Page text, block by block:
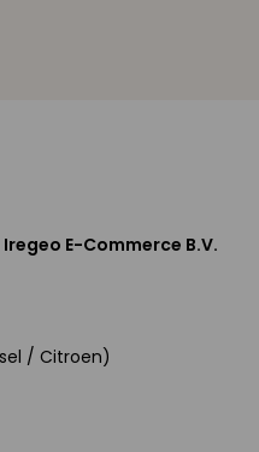
E-Commerce B.V.
/ Citroen)